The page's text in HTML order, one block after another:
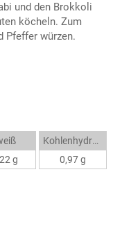
und den Brokkoli
köcheln. Zum
Pfeffer würzen.
g
Kohlenhydrate
0,97 g